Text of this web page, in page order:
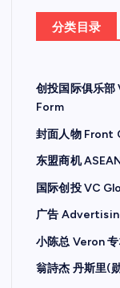
分类目录
创投国际俱乐
Form
封面人物
东盟商机
国际创投 VC
广告
小陈总 Veron
翁詩杰 丹斯里(